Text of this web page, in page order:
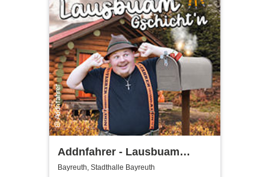
Addnfahrer - Lausbuam
Gschicht'n
Bayreuth, Stadthalle Bayreuth